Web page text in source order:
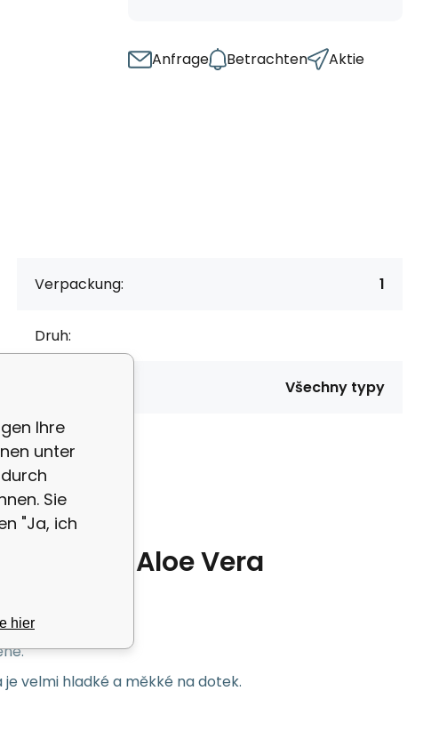
Anfrage Betrachten Aktie
Verpackung: 1
Druh:
Všechny typy
und Aloe Vera
velmi hladké a měkké na dotek.
Ihre
unter
Sie
"Ja, ich
hier